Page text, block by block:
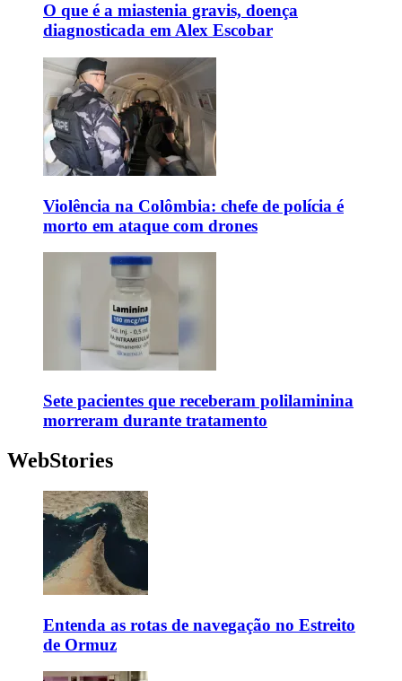
O que é a miastenia gravis, doença
diagnosticada em Alex Escobar
Violência na Colômbia: chefe de polícia é
morto em ataque com drones
Sete pacientes que receberam polilaminina
morreram durante tratamento
WebStories
Entenda as rotas de navegação no Estreito
de Ormuz